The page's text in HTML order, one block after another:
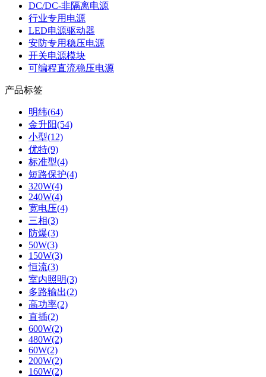
DC/DC-非隔离电源
行业专用电源
LED电源驱动器
安防专用稳压电源
开关电源模块
可编程直流稳压电源
产品标签
明纬(64)
金升阳(54)
小型(12)
优特(9)
标准型(4)
短路保护(4)
320W(4)
240W(4)
宽电压(4)
三相(3)
防爆(3)
50W(3)
150W(3)
恒流(3)
室内照明(3)
多路输出(2)
高功率(2)
直插(2)
600W(2)
480W(2)
60W(2)
200W(2)
160W(2)